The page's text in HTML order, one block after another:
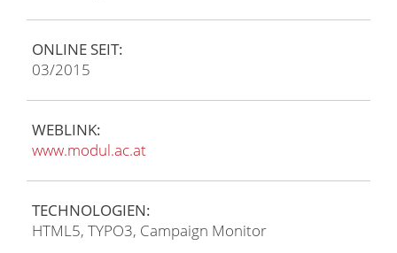
ONLINE SEIT:
03/2015
WEBLINK:
www.modul.ac.at
TECHNOLOGIEN:
HTML5, TYPO3, Campaign Monitor